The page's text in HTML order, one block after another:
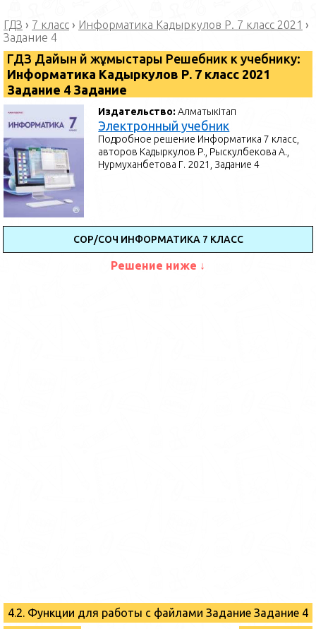
ГДЗ › 7 класс › Информатика Кадыркулов Р. 7 класс 2021 ›
Задание 4
ГДЗ Дайын үй жұмыстары Решебник к учебнику:
Информатика Кадыркулов Р. 7 класс 2021
Задание 4 Задание
Издательство:Алматыкітап
Электронный учебник
Подробное решение Информатика 7 класс,
авторов Кадыркулов Р., Рыскулбекова А.,
Нурмуханбетова Г. 2021, Задание 4
СОР/СОЧ ИНФОРМАТИКА 7 КЛАСС
Решение ниже ↓
4.2. Функции для работы с файлами Задание Задание 4